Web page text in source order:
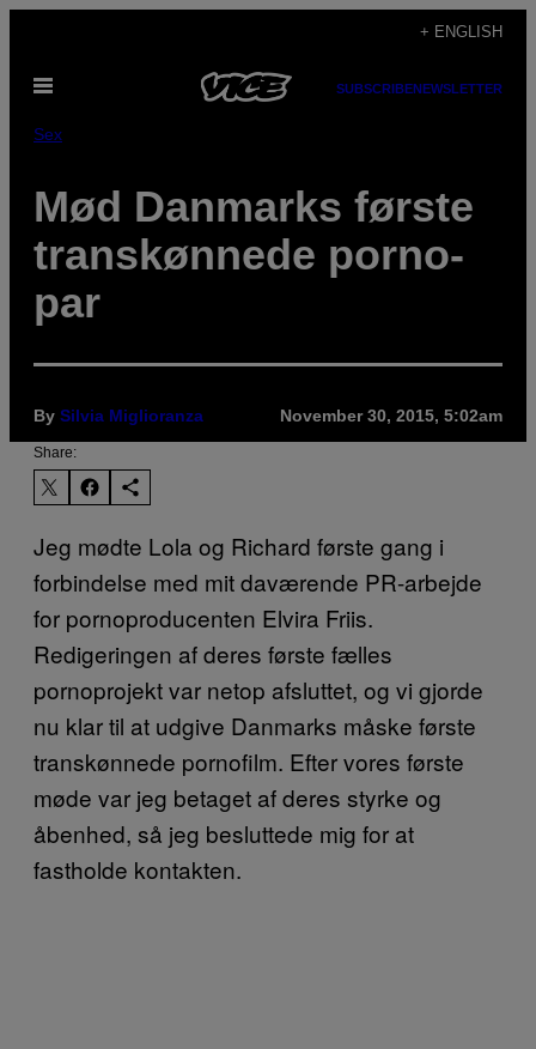
content
+ ENGLISH
Open
SUBSCRIBENEWSLETTER
Sex
​Mød Danmarks første
transkønnede porno-
par
By Silvia Miglioranza November 30, 2015, 5:02am
Share:
Jeg mødte Lola og Richard første gang i
forbindelse med mit daværende PR-arbejde
for pornoproducenten Elvira Friis.
Redigeringen af deres første fælles
pornoprojekt var netop afsluttet, og vi gjorde
nu klar til at udgive Danmarks måske første
transkønnede pornofilm. Efter vores første
møde var jeg betaget af deres styrke og
åbenhed, så jeg besluttede mig for at
fastholde kontakten.